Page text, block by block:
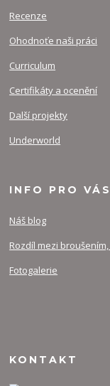
Recenze
Ohodnoťe naši práci
Curriculum
Certifikáty a ocenění
Další projekty
Underworld
INFO PRO VÁS
Náš blog
Rozdíl mezi
Fotogalerie
KONTAKT